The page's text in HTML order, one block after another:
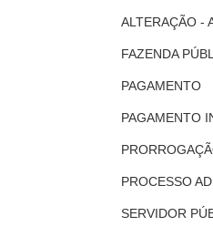
ALTERAÇÃO -
FAZENDA
PAGAMENTO
PAGAMENTO
PROCESSO
SERVIDOR